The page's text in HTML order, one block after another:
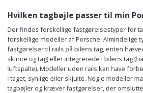
Hvilken tagbøjle passer til min
Der findes forskellige fastgørelsestyper for
forskellige modeller af Porsche. Almindelige
fastgørelser til rails på bilens tag, enten
skinne og tag) eller integrerede i bilens tag
luftspalte). Modeller uden rails kan have
i taget, synlige eller skjulte. Nogle modeller
tagbøjler og kræver fastgørelser, der